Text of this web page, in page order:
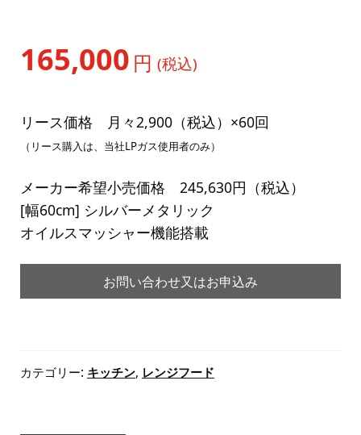
165,000 円 (税込)
リース価格 月々2,900（税込）×60回
（リース購入は、当社LPガス使用者のみ）
メーカー希望小売価格 245,630円（税込）
[幅60cm] シルバーメタリック
オイルスマッシャー機能搭載
お問い合わせ又はお申込み
カテゴリー: キッチン, レンジフード